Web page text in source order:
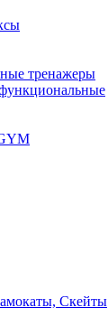
тренажеры
Скейты